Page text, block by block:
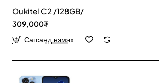
Oukitel C2 /128GB/
309,000₮
Сагсанд нэмэх